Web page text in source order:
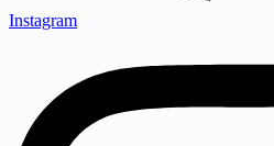
Instagram